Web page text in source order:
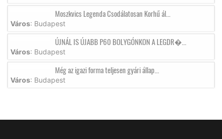
Moszkvics Legenda Csodálatosan Korhű ál...
Város: Budapest
ÚJNÁL IS ÚJABB P60 BOLYGÓNKON A LEGDR�...
Város: Budapest
Még az igazi forma teljesen gyári állap...
Város: Budapest